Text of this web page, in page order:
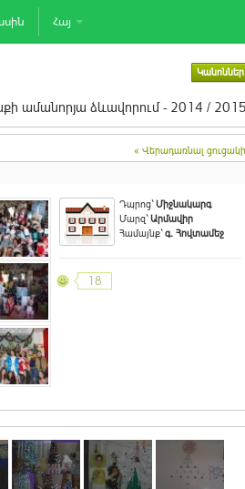
Հայ
Կանոններ
ամանորյա ձևավորում - 2014 / 2015
« Վերադառնալ
Դպրոց`Միջնակարգ
Մարզ`Արմավիր
Համայնք`գ. Հովտամեջ
18